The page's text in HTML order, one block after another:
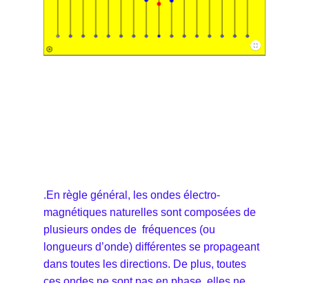
.En règle général, les ondes électro-
magnétiques naturelles sont composées de
plusieurs ondes de fréquences (ou
longueurs d’onde) différentes se propageant
dans toutes les directions. De plus, toutes